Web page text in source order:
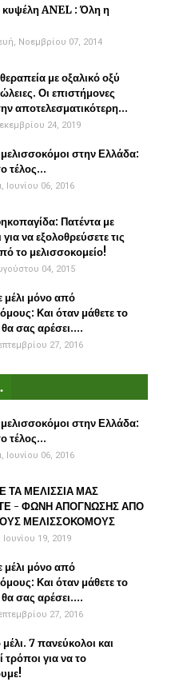
κυψέλη ANEL : Όλη η
Νοεμβρίου 07, 2014
με οξαλικό οξύ
Οι επιστήμονες
αποτελεσματικότερη...
24, 2019
μελισσοκόμοι στην Ελλάδα:
τέλος...
Ιουνίου 06, 2016
Πατέντα με
να εξολοθρεύσετε τις
το μελισσοκομείο!
04, 2015
μέλι μόνο από
Και όταν μάθετε το
θα σας αρέσει....
27, 2016
μελισσοκόμοι στην Ελλάδα:
τέλος...
Ιουνίου 06, 2016
ΤΑ ΜΕΛΙΣΣΙΑ ΜΑΣ
- ΦΩΝΗ ΑΠΟΓΝΩΣΗΣ ΑΠΟ
ΜΕΛΙΣΣΟΚΟΜΟΥΣ
19, 2019
μέλι μόνο από
Και όταν μάθετε το
θα σας αρέσει....
27, 2016
7 πανεύκολοι και
τρόποι για να το